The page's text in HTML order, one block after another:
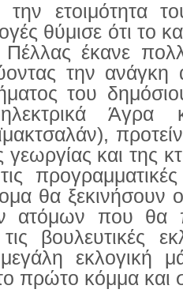
την ετοιμότητα
θύμισε ότι το
έκανε
την ανάγκη
του
Άγρα
και της
θα ξεκινήσουν οι
ατόμων που θα
βουλευτικές
μεγάλη εκλογική
το πρώτο κόμμα